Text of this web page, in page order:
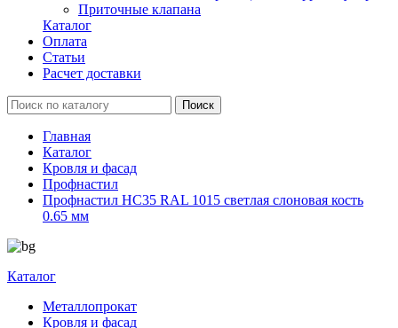
Приточные клапана
Каталог
Оплата
Статьи
Расчет доставки
Главная
Каталог
Кровля и фасад
Профнастил
Профнастил НС35 RAL 1015 светлая слоновая кость
0.65 мм
Каталог
Металлопрокат
Кровля и фасад